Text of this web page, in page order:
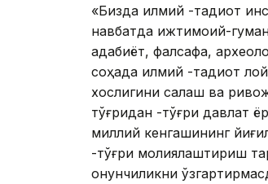
«Бизда илмий -тадқиқот
навбатда ижтимоий-
адабиёт, фалсафа,
соҳада илмий -тадқиқот
хослигини сақлаш ва
тўғридан -тўғри давлат
миллий кенгашининг
-тўғри молиялаштириш
қонунчиликни